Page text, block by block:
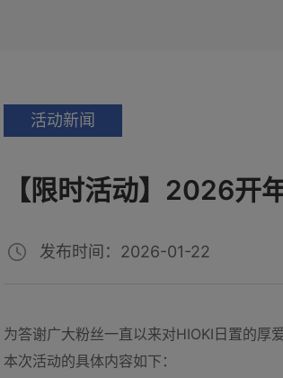
活动新闻
【限时活动】2026开
发布时间：2026-01-22
为答谢广大粉丝一直以来对HIOKI日置的厚
本次活动的具体内容如下：